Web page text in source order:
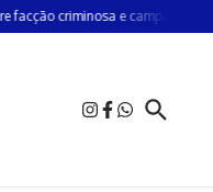
criminosa e campanha do PT